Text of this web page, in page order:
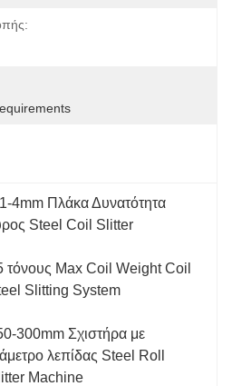
4mm Πλάκα Δυνατότητα
Steel Coil Slitter
τόνους Max Coil Weight Coil
Slitting System
300mm Σχιστήρα με
λεπίδας Steel Roll
Machine